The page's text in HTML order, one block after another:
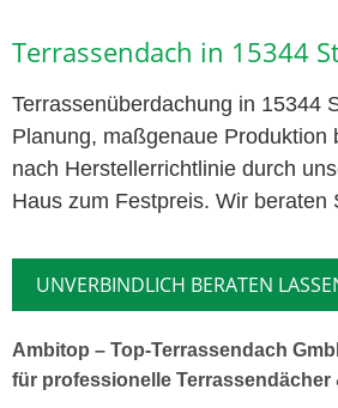
Terrassendach in 15344
Terrassenüberdachung in 15344
Planung, maßgenaue
nach Herstellerrichtlinie durch
Haus zum Festpreis. Wir
UNVERBINDLICH BERATEN
Ambitop – Top-Terrassendach
für professionelle Terrassendächer